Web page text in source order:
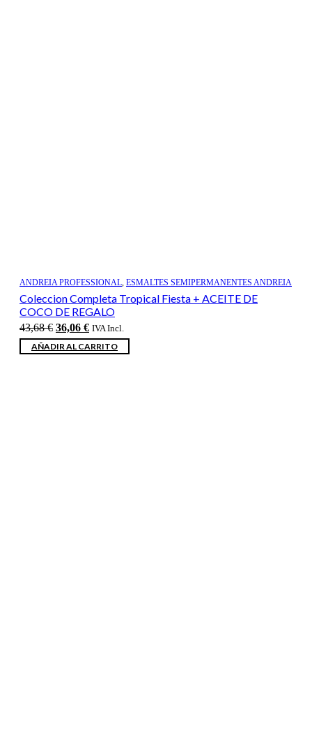
ANDREIA PROFESSIONAL, ESMALTES SEMIPERMANENTES ANDREIA
Coleccion Completa Tropical Fiesta + ACEITE DE
COCO DE REGALO
43,68€ El
precio
original
36,06 €El
precio
actual
IVA Incl.
AÑADIR AL CARRITO